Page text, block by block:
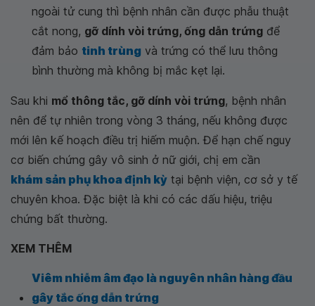
ngoài tử cung thì bệnh nhân cần được phẫu thuật
cắt nong, gỡ dính vòi trứng, ống dẫn trứng để
đảm bảo tinh trùng và trứng có thể lưu thông
bình thường mà không bị mắc kẹt lại.
Sau khi mổ thông tắc, gỡ dính vòi trứng, bệnh nhân
nên để tự nhiên trong vòng 3 tháng, nếu không được
mới lên kế hoạch điều trị hiếm muộn. Để hạn chế nguy
cơ biến chứng gây vô sinh ở nữ giới, chị em cần
khám sản phụ khoa định kỳ tại bệnh viện, cơ sở y tế
chuyên khoa. Đặc biệt là khi có các dấu hiệu, triệu
chứng bất thường.
XEM THÊM
Viêm nhiễm âm đạo là nguyên nhân hàng đầu
gây tắc ống dẫn trứng